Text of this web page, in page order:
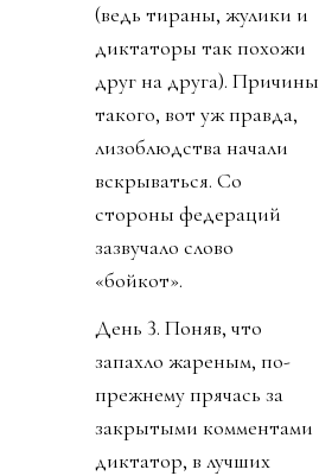
(ведь тираны, жулики и
диктаторы так похожи
друг на друга). Причины
такого, вот уж правда,
лизоблюдства начали
вскрываться. Со
стороны федераций
зазвучало слово
«бойкот».
День 3. Поняв, что
запахло жареным, по-
прежнему прячась за
закрытыми комментами
диктатор, в лучших